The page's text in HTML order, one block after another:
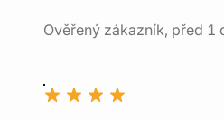
Ověřený zákazník, před 1